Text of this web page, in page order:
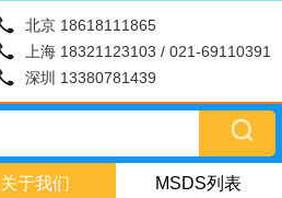
北京 18618111865
上海 18321123103 / 021-69110391
深圳 13380781439
关于我们 MSDS列表